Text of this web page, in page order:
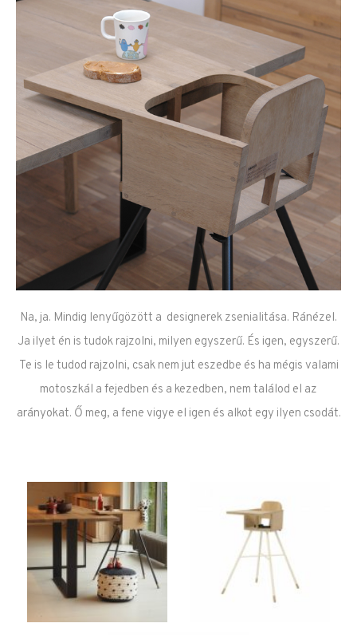
Na, ja. Mindig lenyűgözött a designerek zsenialitása. Ránézel.
Ja ilyet én is tudok rajzolni, milyen egyszerű. És igen, egyszerű.
Te is le tudod rajzolni, csak nem jut eszedbe és ha mégis valami
motoszkál a fejedben és a kezedben, nem találod el az
arányokat. Ő meg, a fene vigye el igen és alkot egy ilyen csodát.